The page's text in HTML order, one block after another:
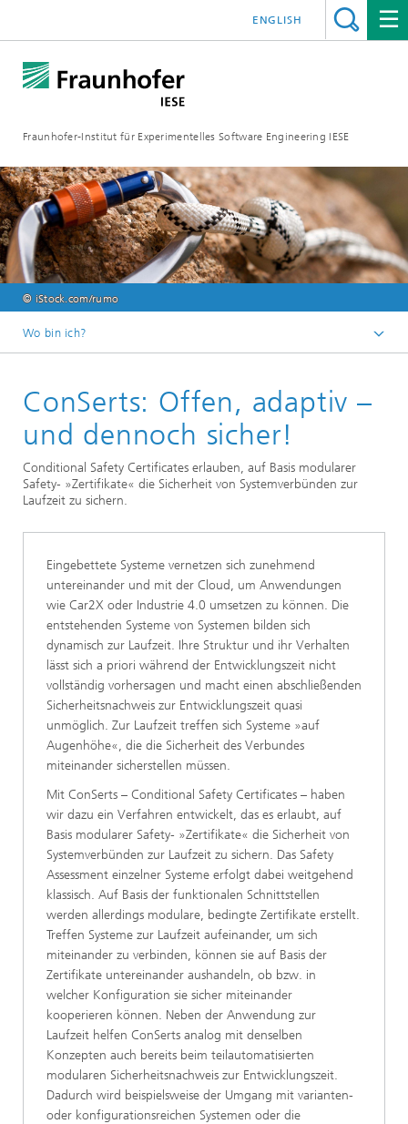
Fraunhofer-Institut für Experimentelles Software Engineering IESE
ENGLISH
© iStock.com/rumo
Wo bin ich?
Funktionale Sicherheit
ConSerts: Offen, adaptiv –
und dennoch sicher!
Conditional Safety Certificates erlauben, auf Basis modularer
Safety- »Zertifikate« die Sicherheit von Systemverbünden zur
Laufzeit zu sichern.
Eingebettete Systeme vernetzen sich zunehmend
untereinander und mit der Cloud, um Anwendungen
wie Car2X oder Industrie 4.0 umsetzen zu können. Die
entstehenden Systeme von Systemen bilden sich
dynamisch zur Laufzeit. Ihre Struktur und ihr Verhalten
lässt sich a priori während der Entwicklungszeit nicht
vollständig vorhersagen und macht einen abschließenden
Sicherheitsnachweis zur Entwicklungszeit quasi
unmöglich. Zur Laufzeit treffen sich Systeme »auf
Augenhöhe«, die die Sicherheit des Verbundes
miteinander sicherstellen müssen.
Mit ConSerts – Conditional Safety Certificates – haben
wir dazu ein Verfahren entwickelt, das es erlaubt, auf
Basis modularer Safety- »Zertifikate« die Sicherheit von
Systemverbünden zur Laufzeit zu sichern. Das Safety
Assessment einzelner Systeme erfolgt dabei weitgehend
klassisch. Auf Basis der funktionalen Schnittstellen
werden allerdings modulare, bedingte Zertifikate erstellt.
Treffen Systeme zur Laufzeit aufeinander, um sich
miteinander zu verbinden, können sie auf Basis der
Zertifikate untereinander aushandeln, ob bzw. in
welcher Konfiguration sie sicher miteinander
kooperieren können. Neben der Anwendung zur
Laufzeit helfen ConSerts analog mit denselben
Konzepten auch bereits beim teilautomatisierten
modularen Sicherheitsnachweis zur Entwicklungszeit.
Dadurch wird beispielsweise der Umgang mit varianten-
oder konfigurationsreichen Systemen oder die